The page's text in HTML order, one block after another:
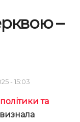
–
- 15:03
та